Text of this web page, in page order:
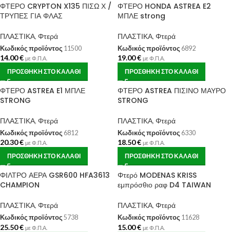
ΦΤΕΡΟ CRYPTON X135 ΠΙΣΩ Χ /
ΤΡΥΠΕΣ ΓΙΑ ΦΛΑΣ
ΠΛΑΣΤΙΚΑ, Φτερά
Κωδικός προϊόντος 11500
14.00€ με Φ.Π.Α.
ΠΡΟΣΘΉΚΗ ΣΤΟ ΚΑΛΆΘΙ
ΦΤΕΡΟ HONDA ASTREA E2
ΜΠΛΕ strong
ΠΛΑΣΤΙΚΑ, Φτερά
Κωδικός προϊόντος 6892
19.00€ με Φ.Π.Α.
ΠΡΟΣΘΉΚΗ ΣΤΟ ΚΑΛΆΘΙ
ΦΤΕΡΟ ASTREA E1 ΜΠΛΕ
STRONG
ΠΛΑΣΤΙΚΑ, Φτερά
Κωδικός προϊόντος 6812
20.30€ με Φ.Π.Α.
ΠΡΟΣΘΉΚΗ ΣΤΟ ΚΑΛΆΘΙ
ΦΤΕΡΟ ASTREA ΠΙΣΙΝΟ ΜΑΥΡΟ
STRONG
ΠΛΑΣΤΙΚΑ, Φτερά
Κωδικός προϊόντος 6330
18.50€ με Φ.Π.Α.
ΠΡΟΣΘΉΚΗ ΣΤΟ ΚΑΛΆΘΙ
ΦΙΛΤΡΟ ΑΕΡΑ GSR600 HFA3613
CHAMPION
ΠΛΑΣΤΙΚΑ, Φτερά
Κωδικός προϊόντος 5738
25.50€ με Φ.Π.Α.
Φτερό MODENAS KRISS
εμπρόσθιο ραφ D4 TAIWAN
ΠΛΑΣΤΙΚΑ, Φτερά
Κωδικός προϊόντος 11628
15.00€ με Φ.Π.Α.